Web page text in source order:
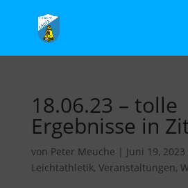
18.06.23 – tolle
Ergebnisse in
von Peter Meuche | Juni 19, 2023
Leichtathletik, Veranstaltungen,